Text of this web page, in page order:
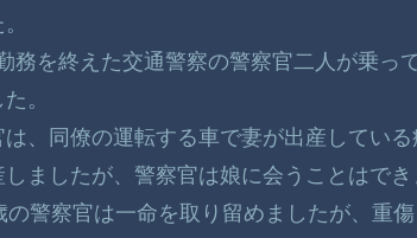
務を終えた交通警察の警察官二人が乗っ
。
、同僚の運転する車で妻が出産してい
ましたが、警察官は娘に会うことはでき
警察官は一命を取り留めましたが、重